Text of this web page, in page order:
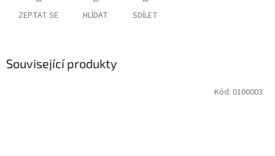
ZEPTAT SE HLÍDAT SDÍLET
Související produkty
Kód: 0100003